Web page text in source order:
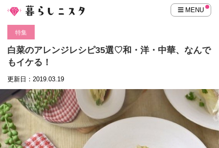
MENU
特集
白菜のアレンジレシピ35選♡和・洋・中華、なんで
もイケる！
更新日：2019.03.19